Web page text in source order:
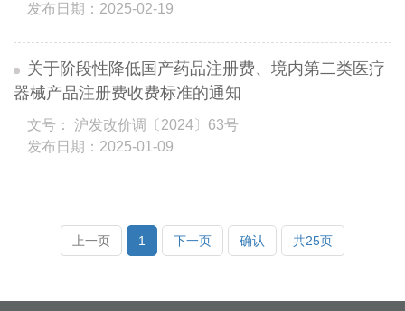
发布日期：2025-02-19
关于阶段性降低国产药品注册费、境内第二类医疗
器械产品注册费收费标准的通知
文号： 沪发改价调〔2024〕63号
发布日期：2025-01-09
上一页 1 下一页 确认 共25页